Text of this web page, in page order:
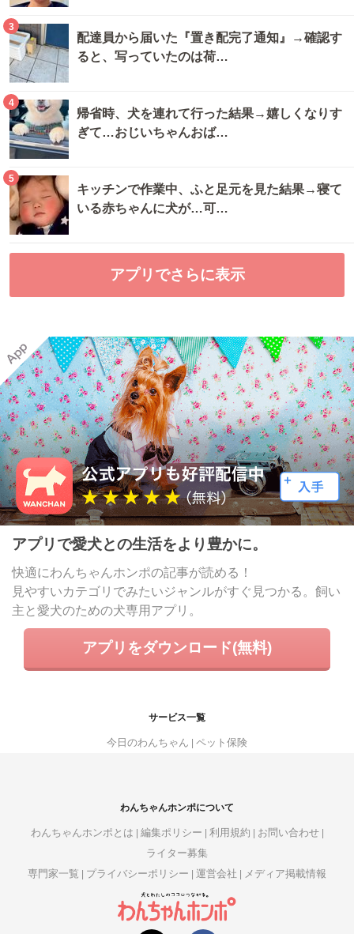
3
配達員から届いた『置き配完了通知』→確認す
ると、写っていたのは荷…
4
帰省時、犬を連れて行った結果→嬉しくなりす
ぎて…おじいちゃんおば…
5
キッチンで作業中、ふと足元を見た結果→寝て
いる赤ちゃんに犬が…可…
アプリでさらに表示
アプリで愛犬との生活をより豊かに。
快適にわんちゃんホンポの記事が読める！
見やすいカテゴリでみたいジャンルがすぐ見つかる。飼い
主と愛犬のための犬専用アプリ。
アプリをダウンロード(無料)
サービス一覧
今日のわんちゃん ペット保険
わんちゃんホンポについて
わんちゃんホンポとは 編集ポリシー 利用規約
お問い合わせ
ライター募集
専門家一覧
プライバシーポリシー 運営会社 メディア掲載情報